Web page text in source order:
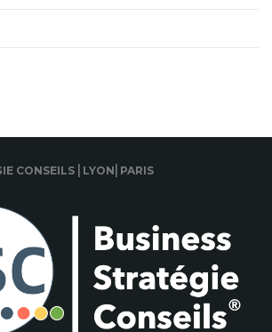
CONSEILS ⎜LYON⎜PARIS